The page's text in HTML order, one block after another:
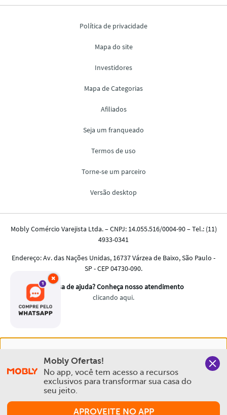
experiência na Mobly. Quando você navega no nosso site,
aceita esta condição
Política de Privacidade e Cookies
×
Mobly Ofertas!
No app, você tem acesso a recursos
exclusivos para transformar sua casa do
seu jeito.
APROVEITE NO APP